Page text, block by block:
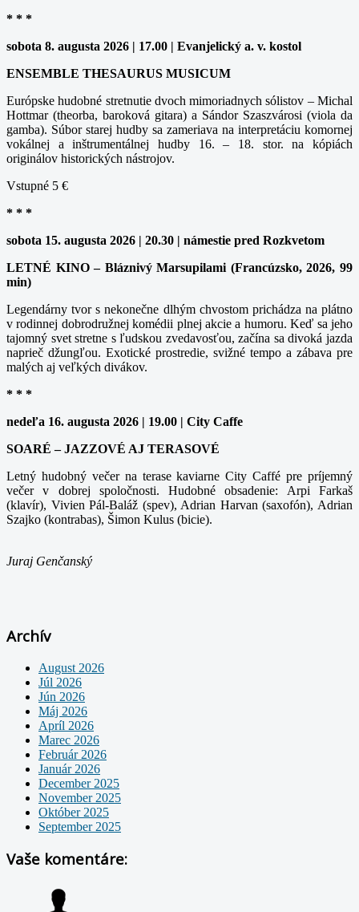
* * *
sobota 8. augusta 2026 | 17.00 | Evanjelický a. v. kostol
ENSEMBLE THESAURUS MUSICUM
Európske hudobné stretnutie dvoch mimoriadnych sólistov – Michal
Hottmar (theorba, baroková gitara) a Sándor Szaszvárosi (viola da
gamba). Súbor starej hudby sa zameriava na interpretáciu komornej
vokálnej a inštrumentálnej hudby 16. – 18. stor. na kópiách
originálov historických nástrojov.
Vstupné 5 €
* * *
sobota 15. augusta 2026 | 20.30 | námestie pred Rozkvetom
LETNÉ KINO – Bláznivý Marsupilami (Francúzsko, 2026, 99
min)
Legendárny tvor s nekonečne dlhým chvostom prichádza na plátno
v rodinnej dobrodružnej komédii plnej akcie a humoru. Keď sa jeho
tajomný svet stretne s ľudskou zvedavosťou, začína sa divoká jazda
naprieč džungľou. Exotické prostredie, svižné tempo a zábava pre
malých aj veľkých divákov.
* * *
nedeľa 16. augusta 2026 | 19.00 | City Caffe
SOARÉ – JAZZOVÉ AJ TERASOVÉ
Letný hudobný večer na terase kaviarne City Caffé pre príjemný
večer v dobrej spoločnosti. Hudobné obsadenie: Arpi Farkaš
(klavír), Vivien Pál-Baláž (spev), Adrian Harvan (saxofón), Adrian
Szajko (kontrabas), Šimon Kulus (bicie).
Juraj Genčanský
Archív
August 2026
Júl 2026
Jún 2026
Máj 2026
Apríl 2026
Marec 2026
Február 2026
Január 2026
December 2025
November 2025
Október 2025
September 2025
Vaše komentáre: